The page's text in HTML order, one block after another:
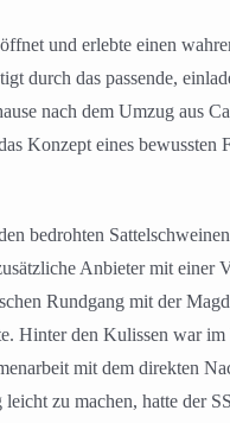
und erlebte einen
durch das passende,
nach dem Umzug aus
Konzept eines bewussten
bedrohten
Anbieter mit einer
Rundgang mit der
Hinter den Kulissen war
mit dem direkten
zu machen, hatte der